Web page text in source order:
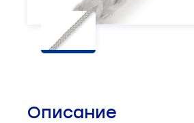
Товары для
Утеплители и
Описание